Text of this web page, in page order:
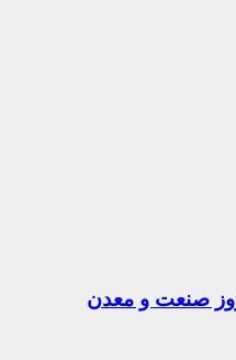
روز صنعت و معدن